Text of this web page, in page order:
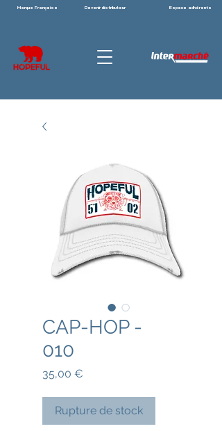
Marque Française Devenir distributeur Espace adhérents
CAP-HOP -
010
35,00 €
Rupture de stock